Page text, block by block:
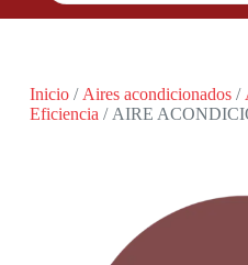
Inicio/ Aires acondicionados/
Eficiencia / AIRE